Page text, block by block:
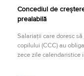
Concediul de
prealabilă
Salariații care doresc
copilului (CCC) au
zece zile calendaristice